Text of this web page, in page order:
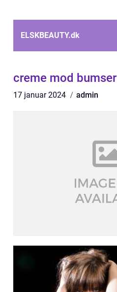
ELSKBEAUTY.dk
creme mod bumser
17 januar 2024 admin